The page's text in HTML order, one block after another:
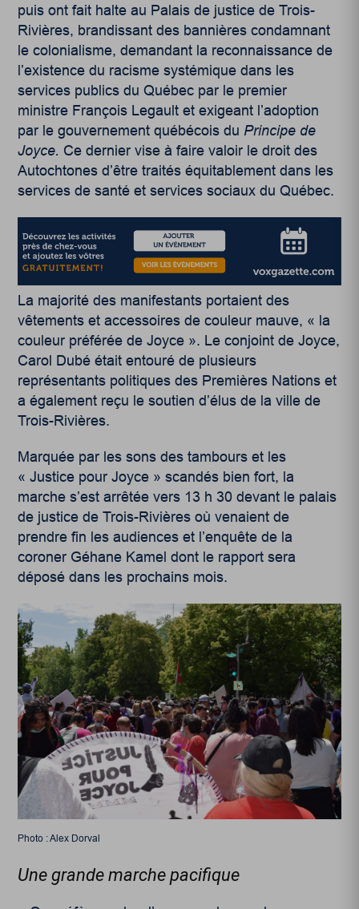
puis ont fait halte au Palais de justice de Trois-
Rivières, brandissant des bannières condamnant
le colonialisme, demandant la reconnaissance de
l’existence du racisme systémique dans les
services publics du Québec par le premier
ministre François Legault et exigeant l’adoption
par le gouvernement québécois du Principe de
Joyce. Ce dernier vise à faire valoir le droit des
Autochtones d’être traités équitablement dans les
services de santé et services sociaux du Québec.
La majorité des manifestants portaient des
vêtements et accessoires de couleur mauve, « la
couleur préférée de Joyce ». Le conjoint de Joyce,
Carol Dubé était entouré de plusieurs
représentants politiques des Premières Nations et
a également reçu le soutien d’élus de la ville de
Trois-Rivières.
Marquée par les sons des tambours et les
« Justice pour Joyce » scandés bien fort, la
marche s’est arrêtée vers 13 h 30 devant le palais
de justice de Trois-Rivières où venaient de
prendre fin les audiences et l’enquête de la
coroner Géhane Kamel dont le rapport sera
déposé dans les prochains mois.
Photo : Alex Dorval
Une grande marche pacifique